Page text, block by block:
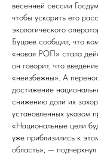
весенней сессии
чтобы ускорить его
экологического
Буцаев сообщил, что
«новая РОП» стала
он говорит, что
«неизбежны». А
достижение
снижению доли их
установленных указом
«Национальные цели
уже приблизились к
область», — подчеркнул